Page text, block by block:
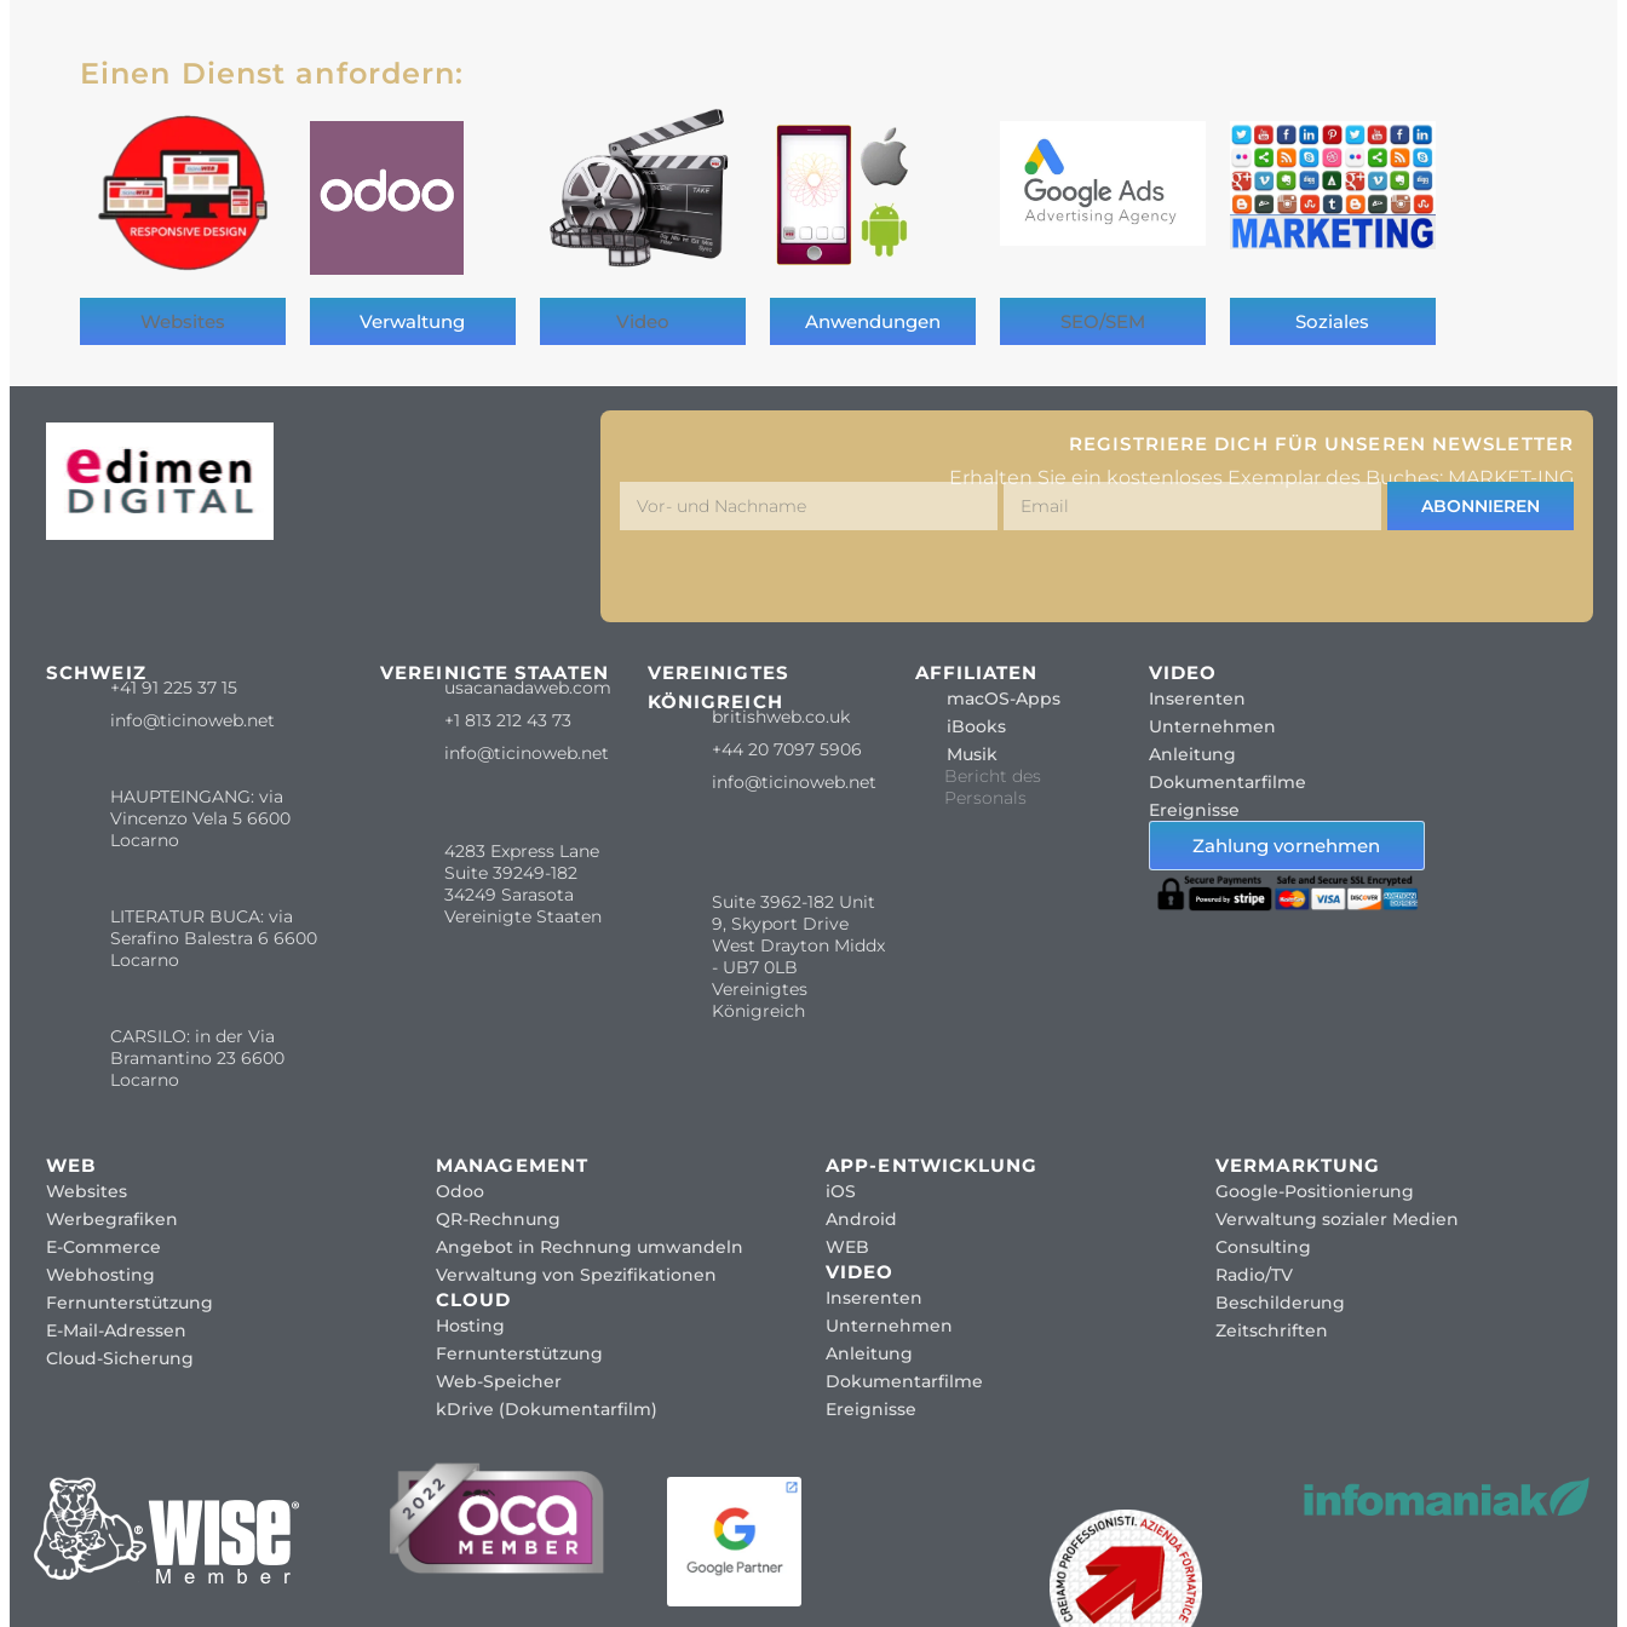
Einen Dienst anfordern:
Websites Verwaltung Video Anwendungen SEO/SEM Soziales
REGISTRIERE DICH FÜR UNSEREN NEWSLETTER
Erhalten Sie ein kostenloses Exemplar des Buches: MARKET-ING
ABONNIEREN
SCHWEIZ
+41 91 225 37 15
info@ticinoweb.net
HAUPTEINGANG: via
Vincenzo Vela 5 6600
Locarno
LITERATUR BUCA: via
Serafino Balestra 6 6600
Locarno
CARSILO: in der Via
Bramantino 23 6600
Locarno
VEREINIGTE STAATEN
usacanadaweb.com
+1 813 212 43 73
info@ticinoweb.net
4283 Express Lane
Suite 39249-182
34249 Sarasota
Vereinigte Staaten
VEREINIGTES
KÖNIGREICH
britishweb.co.uk
+44 20 7097 5906
info@ticinoweb.net
Suite 3962-182 Unit
9, Skyport Drive
West Drayton Middx
- UB7 0LB
Vereinigtes
Königreich
AFFILIATEN
macOS-Apps
iBooks
Musik
Bericht des
Personals
VIDEO
Inserenten
Unternehmen
Anleitung
Dokumentarfilme
Ereignisse
Zahlung vornehmen
WEB
Websites
Werbegrafiken
E-Commerce
Webhosting
Fernunterstützung
E-Mail-Adressen
Cloud-Sicherung
MANAGEMENT
Odoo
QR-Rechnung
Angebot in Rechnung umwandeln
Verwaltung von Spezifikationen
CLOUD
Hosting
Fernunterstützung
Web-Speicher
kDrive (Dokumentarfilm)
APP-ENTWICKLUNG
iOS
Android
WEB
VIDEO
Inserenten
Unternehmen
Anleitung
Dokumentarfilme
Ereignisse
VERMARKTUNG
Google-Positionierung
Verwaltung sozialer Medien
Consulting
Radio/TV
Beschilderung
Zeitschriften